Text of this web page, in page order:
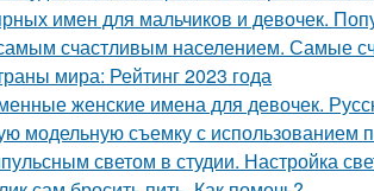
имен для мальчиков и девочек.
счастливым населением. Самые
мира: Рейтинг 2023 года
женские имена для девочек.
модельную съемку с использованием
светом в студии. Настройка